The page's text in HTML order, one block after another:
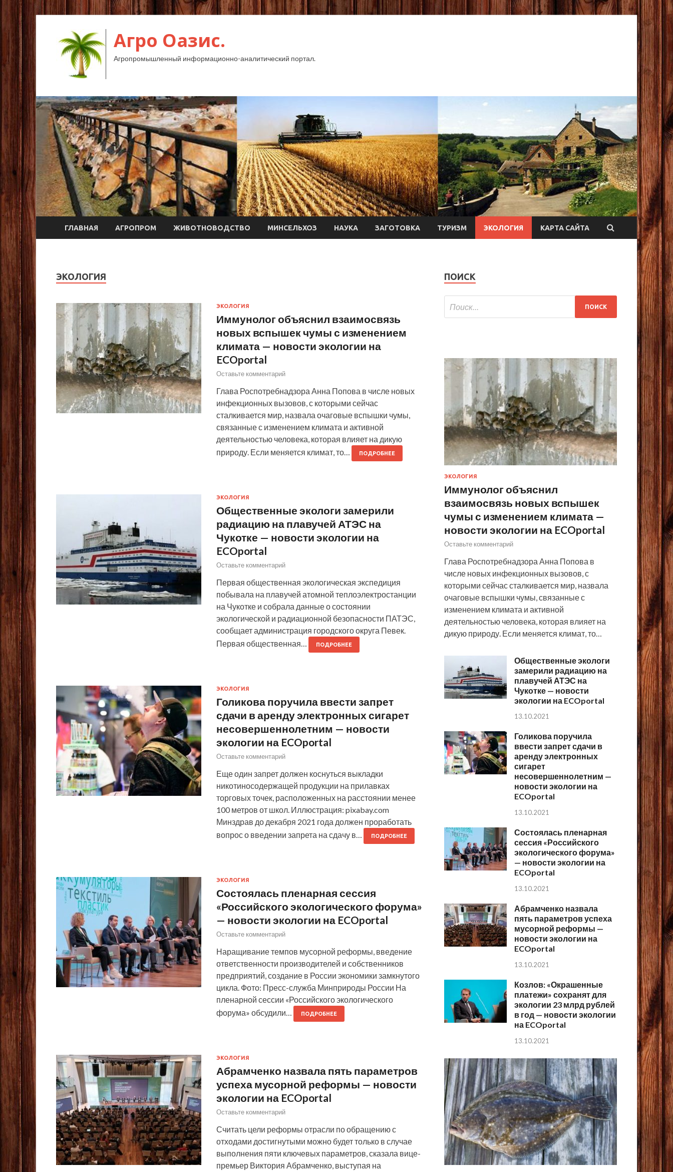
Агро Оазис.
Агропромышленный информационно-аналитический портал.
ГЛАВНАЯ АГРОПРОМ ЖИВОТНОВОДСТВО МИНСЕЛЬХОЗ НАУКА ЗАГОТОВКА ТУРИЗМ ЭКОЛОГИЯ КАРТА САЙТА
ЭКОЛОГИЯ
ЭКОЛОГИЯ
Иммунолог объяснил взаимосвязь
новых вспышек чумы с изменением
климата — новости экологии на
ECOportal
Оставьте комментарий
Глава Роспотребнадзора Анна Попова в числе новых
инфекционных вызовов, с которыми сейчас
сталкивается мир, назвала очаговые вспышки чумы,
связанные с изменением климата и активной
деятельностью человека, которая влияет на дикую
природу. Если меняется климат, то…
ПОДРОБНЕЕ
ЭКОЛОГИЯ
Общественные экологи замерили
радиацию на плавучей АТЭС на
Чукотке — новости экологии на
ECOportal
Оставьте комментарий
Первая общественная экологическая экспедиция
побывала на плавучей атомной теплоэлектростанции
на Чукотке и собрала данные о состоянии
экологической и радиационной безопасности ПАТЭС,
сообщает администрация городского округа Певек.
Первая общественная…
ПОДРОБНЕЕ
ЭКОЛОГИЯ
Голикова поручила ввести запрет
сдачи в аренду электронных сигарет
несовершеннолетним — новости
экологии на ECOportal
Оставьте комментарий
Еще один запрет должен коснуться выкладки
никотиносодержащей продукции на прилавках
торговых точек, расположенных на расстоянии менее
100 метров от школ. Иллюстрация: pixabay.com
Минздрав до декабря 2021 года должен проработать
вопрос о введении запрета на сдачу в…
ПОДРОБНЕЕ
ЭКОЛОГИЯ
Состоялась пленарная сессия
«Российского экологического форума»
— новости экологии на ECOportal
Оставьте комментарий
Наращивание темпов мусорной реформы, введение
ответственности производителей и собственников
предприятий, создание в России экономики замкнутого
цикла. Фото: Пресс-служба Минприроды России На
пленарной сессии «Российского экологического
форума» обсудили…
ПОДРОБНЕЕ
ЭКОЛОГИЯ
Абрамченко назвала пять параметров
успеха мусорной реформы — новости
экологии на ECOportal
Оставьте комментарий
Считать цели реформы отрасли по обращению с
отходами достигнутыми можно будет только в случае
выполнения пяти ключевых параметров, сказала вице-
премьер Виктория Абрамченко, выступая на
ПОИСК
ЭКОЛОГИЯ
Иммунолог объяснил
взаимосвязь новых вспышек
чумы с изменением климата —
новости экологии на ECOportal
Оставьте комментарий
Глава Роспотребнадзора Анна Попова в
числе новых инфекционных вызовов, с
которыми сейчас сталкивается мир, назвала
очаговые вспышки чумы, связанные с
изменением климата и активной
деятельностью человека, которая влияет на
дикую природу. Если меняется климат, то…
Общественные экологи
замерили радиацию на
плавучей АТЭС на
Чукотке — новости
экологии на ECOportal
13.10.2021
Голикова поручила
ввести запрет сдачи в
аренду электронных
сигарет
несовершеннолетним —
новости экологии на
ECOportal
13.10.2021
Состоялась пленарная
сессия «Российского
экологического форума»
— новости экологии на
ECOportal
13.10.2021
Абрамченко назвала
пять параметров успеха
мусорной реформы —
новости экологии на
ECOportal
13.10.2021
Козлов: «Окрашенные
платежи» сохранят для
экологии 23 млрд рублей
в год — новости экологии
на ECOportal
13.10.2021